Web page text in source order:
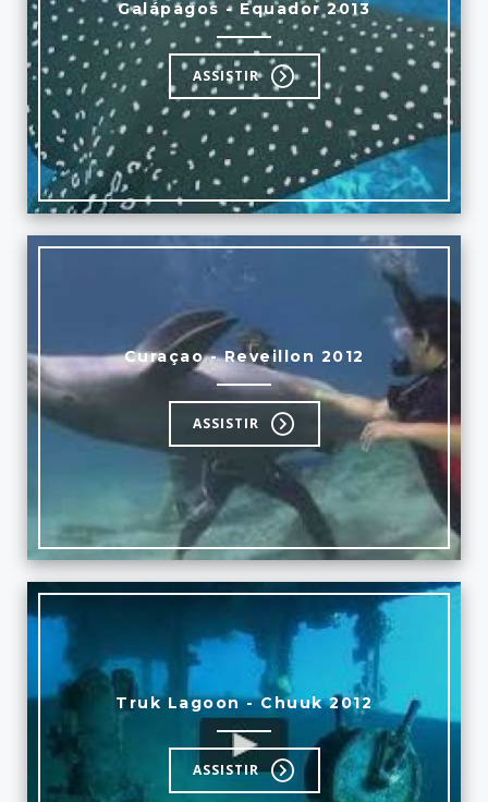
Galápagos - Equador 2013
ASSISTIR
Curaçao - Reveillon 2012
ASSISTIR
Truk Lagoon - Chuuk 2012
ASSISTIR